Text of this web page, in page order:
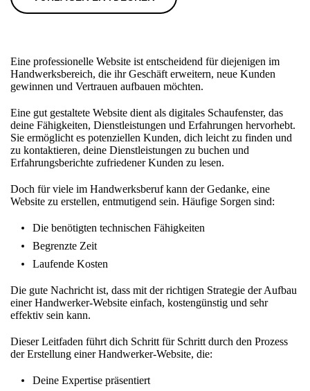
Eine professionelle Website ist entscheidend für diejenigen im
Handwerksbereich, die ihr Geschäft erweitern, neue Kunden
gewinnen und Vertrauen aufbauen möchten.
Eine gut gestaltete Website dient als digitales Schaufenster, das
deine Fähigkeiten, Dienstleistungen und Erfahrungen hervorhebt.
Sie ermöglicht es potenziellen Kunden, dich leicht zu finden und
zu kontaktieren, deine Dienstleistungen zu buchen und
Erfahrungsberichte zufriedener Kunden zu lesen.
Doch für viele im Handwerksberuf kann der Gedanke, eine
Website zu erstellen, entmutigend sein. Häufige Sorgen sind:
Die benötigten technischen Fähigkeiten
Begrenzte Zeit
Laufende Kosten
Die gute Nachricht ist, dass mit der richtigen Strategie der Aufbau
einer Handwerker-Website einfach, kostengünstig und sehr
effektiv sein kann.
Dieser Leitfaden führt dich Schritt für Schritt durch den Prozess
der Erstellung einer Handwerker-Website, die:
Deine Expertise präsentiert